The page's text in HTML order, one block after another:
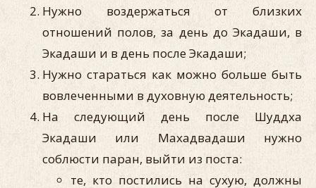
Нужно воздержаться от близких
отношений полов, за день до Экадаши, в
Экадаши и в день после Экадаши;
Нужно стараться как можно больше быть
вовлеченными в духовную деятельность;
На следующий день после Шуддха
Экадаши или Махадвадаши нужно
соблюсти паран, выйти из поста:
те, кто постились на сухую, должны